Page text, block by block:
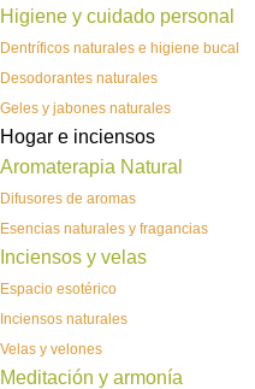
Higiene y cuidado personal
Dentríficos naturales e higiene bucal
Desodorantes naturales
Geles y jabones naturales
Hogar e inciensos
Aromaterapia Natural
Difusores de aromas
Esencias naturales y fragancias
Inciensos y velas
Espacio esotérico
Inciensos naturales
Velas y velones
Meditación y armonía